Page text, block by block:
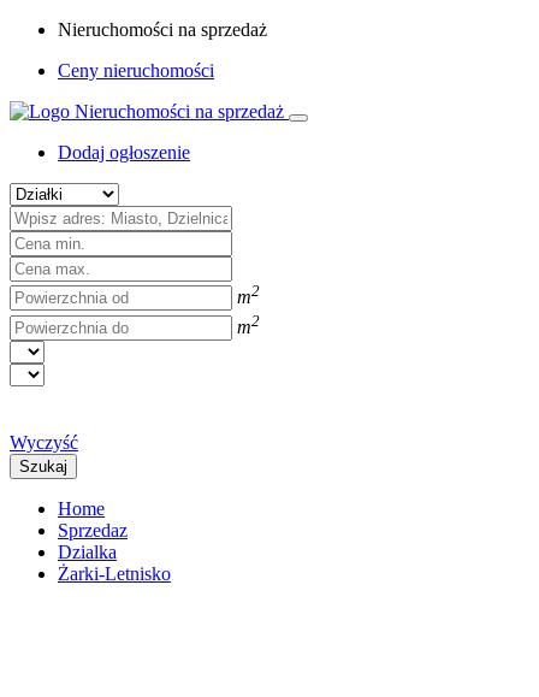
Nieruchomości na sprzedaż
Ceny nieruchomości
Dodaj ogłoszenie
m2
m2
Wyczyść
Szukaj
Home
Sprzedaz
Dzialka
Żarki-Letnisko